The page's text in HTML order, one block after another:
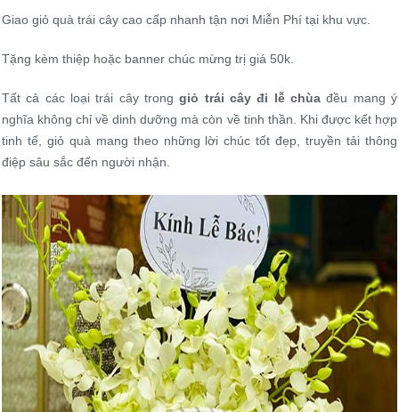
Giao giỏ quà trái cây cao cấp nhanh tận nơi Miễn Phí tại khu vực.
Tặng kèm thiệp hoặc banner chúc mừng trị giá 50k.
Tất cả các loại trái cây tronggiỏ trái cây đi lễ chùađều mang ý
nghĩa không chỉ về dinh dưỡng mà còn về tinh thần. Khi được kết hợp
tinh tế, giỏ quà mang theo những lời chúc tốt đẹp, truyền tải thông
điệp sâu sắc đến người nhận.